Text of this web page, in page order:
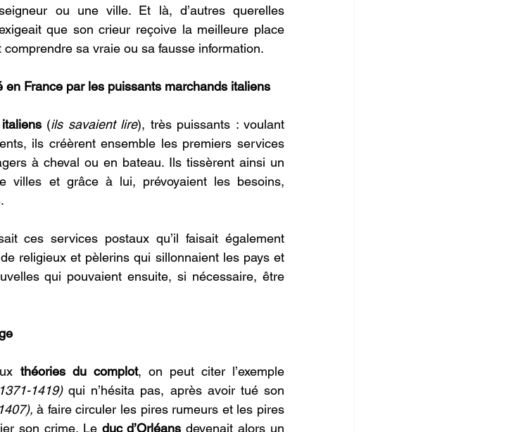
ou une ville. Et là, d’autres querelles
que son crieur reçoive la meilleure place
sa vraie ou sa fausse information.
France par les puissants marchands italiens
(ils savaient lire), très puissants : voulant
ils créèrent ensemble les premiers services
à cheval ou en bateau. Ils tissèrent ainsi un
villes et grâce à lui, prévoyaient les besoins,
ces services postaux qu’il faisait également
religieux et pèlerins qui sillonnaient les pays et
qui pouvaient ensuite, si nécessaire, être
théories du complot, on peut citer l’exemple
1419) qui n’hésita pas, après avoir tué son
à faire circuler les pires rumeurs et les pires
son crime. Le duc d’Orléans devenait alors un